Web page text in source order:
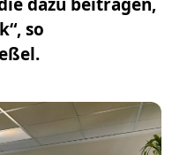
so